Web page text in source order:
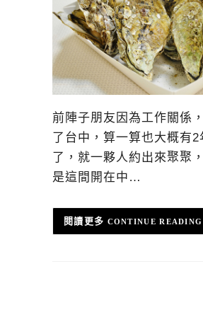
前陣子朋友因為工作關係
了台中，算一算也大概有2
了，就一夥人約出來聚聚
是這間開在中…
CONTINUE READING